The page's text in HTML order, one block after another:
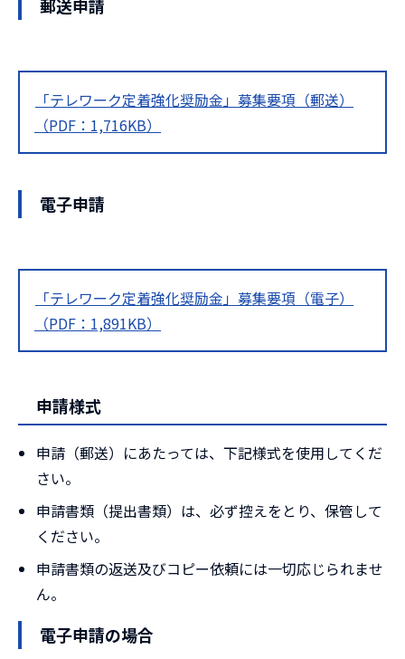
郵送申請
「テレワーク定着強化奨励金」募集要項（郵送）
（PDF：1,716KB）
電子申請
「テレワーク定着強化奨励金」募集要項（電子）
（PDF：1,891KB）
申請様式
申請（郵送）にあたっては、下記様式を使用してくだ
さい。
申請書類（提出書類）は、必ず控えをとり、保管して
ください。
申請書類の返送及びコピー依頼には一切応じられませ
ん。
電子申請の場合